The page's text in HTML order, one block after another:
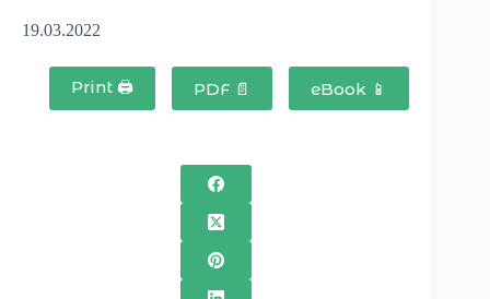
19.03.2022
Print 🖨 PDF 📄 eBook 📱